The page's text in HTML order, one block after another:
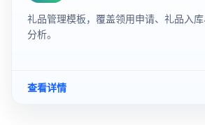
礼品管理模板，覆盖领用申请、礼品入
分析。
查看详情